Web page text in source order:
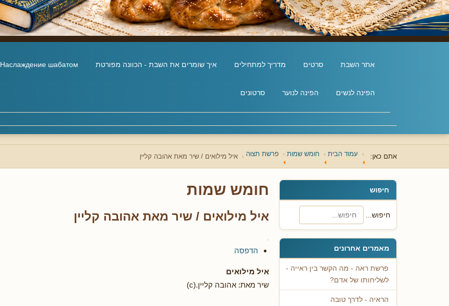
אתר השבת סרטים מדריך למתחילים איך שומרים את השבת - הכוונה מפורטת Наслаждение шабатом
הפינה לנשים הפינה לנוער סרטונים
אתם כאן: עמוד הבית חומש שמות פרשת תצוה איל מילואים / שיר מאת אהובה קליין
חיפוש
חיפוש...
מאמרים אחרונים
פרשת ראה - מה הקשר בין ראייה -
לשליחותו של אדם?
הראיה - לדרך טובה
חומש שמות
איל מילואים / שיר מאת אהובה קליין
הדפסה
איל מילואים
שיר מאת: אהובה קליין.(c)